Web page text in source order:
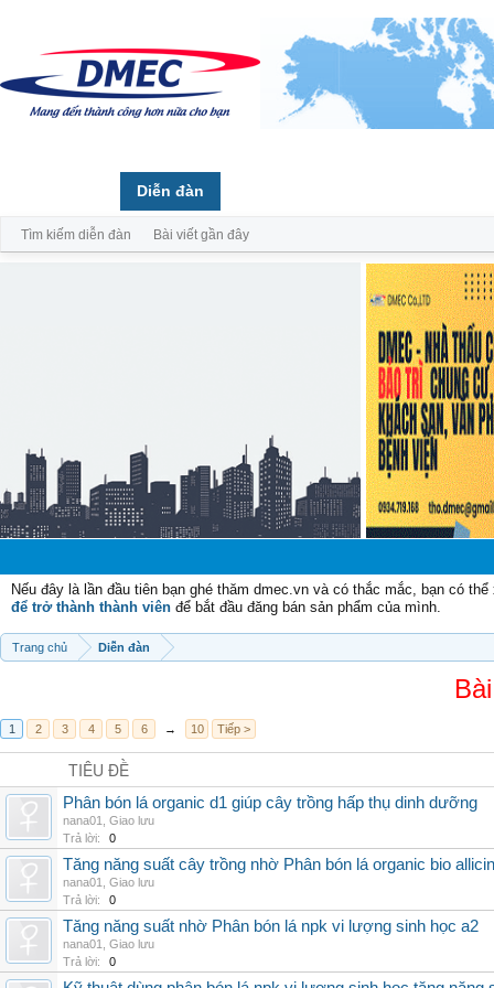
Nếu đây là lần đầu tiên bạn ghé thăm dmec.vn và có thắc mắc, bạn có
để trở thành thành viên để bắt đầu đăng bán sản phẩm của mình.
Trang chủ Diễn đàn
1 2 3 4 5 6 → 10 Tiếp >
TIÊU ĐỀ
Phân bón lá organic d1 giúp cây trồng hấp thụ dinh dưỡng
nana01
Giao lưu
Trả lời:
0
Tăng năng suất cây trồng nhờ Phân bón lá organic bio allicin
nana01
Giao lưu
Trả lời:
0
Tăng năng suất nhờ Phân bón lá npk vi lượng sinh học a2
nana01
Giao lưu
Trả lời:
0
Diễn đàn
Tìm kiếm diễn đàn Bài viết gần đây